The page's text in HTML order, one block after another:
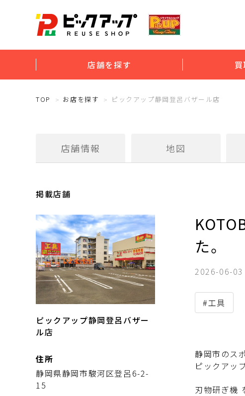
店舗を探す
TOP お店を探す ピックアップ静岡登呂バザール店
店舗情報 地図
掲載店舗
ピックアップ静岡登呂バザー
ル店
住所
静岡県静岡市駿河区登呂6-2-
15
た。
2026-06-03
#工具
静岡市のス
ピックアッ
刃物研ぎ機